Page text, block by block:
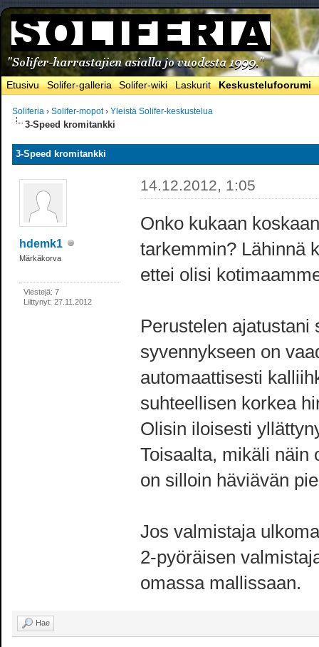
Etusivu Solifer-galleria Solifer-wiki Laskurit Keskustelufoorumi
Soliferia ›Solifer-mopot›Yleistä Solifer-keskustelua
3-Speed kromitankki
3-Speed kromitankki
hdemk1
Märkäkorva
Viestejä: 7
Liittynyt: 27.11.2012
14.12.2012, 1:05
Onko kukaan
tarkemmin? Lähinnä
ettei olisi
Perustelen
syvennykseen on
automaattisesti
suhteellisen korkea
Olisin iloisesti
Toisaalta, mikäli näin
on silloin häviävän
Jos valmistaja
2-pyöräisen
omassa mallissaan.
Hae